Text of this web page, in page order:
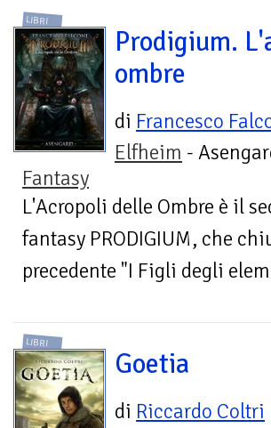
LIBRI
Prodigium.
ombre
di Francesco
Elfheim -
Fantasy
L'Acropoli delle Ombre è il
fantasy PRODIGIUM, che
precedente "I Figli degli
LIBRI
Goetia
di Riccardo Coltri